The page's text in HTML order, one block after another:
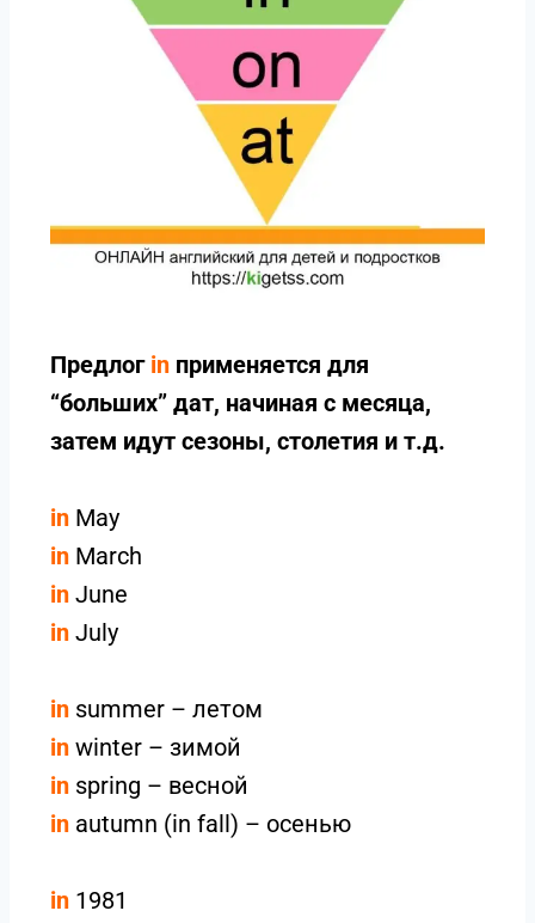
Предлог in применяется для
“больших” дат, начиная с месяца,
затем идут сезоны, столетия и т.д.
in May
in March
in June
in July
in summer – летом
in winter – зимой
in spring – весной
in autumn (in fall) – осенью
in 1981